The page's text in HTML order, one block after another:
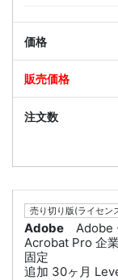
売り切り版(ライセン
Adobe
Adobe
Acrobat Pro 企
固定
追加 30ヶ月